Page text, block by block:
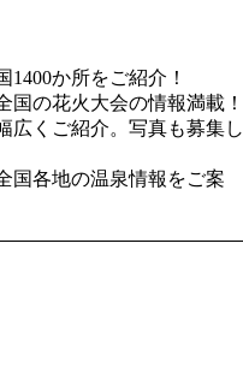
か所をご紹介！
国の花火大会の情報満載！
広くご紹介。写真も募集し
国各地の温泉情報をご案